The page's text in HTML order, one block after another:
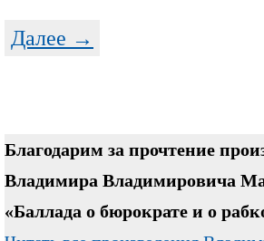
Далее →
Благодарим за прочтение
Владимира Владимировича
«Баллада о бюрократе и о